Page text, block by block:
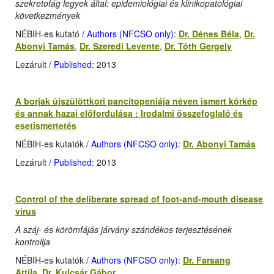
szekretofág legyek által: epidemiológiai és klinikopatológiai
következmények
NÉBIH-es kutató / Authors (NFCSO only): Dr. Dénes Béla, Dr.
Abonyi Tamás, Dr. Szeredi Levente, Dr. Tóth Gergely
Lezárult / Published: 2013
A borjak újszülöttkori pancítopeniája néven ismert kórkép
és annak hazai előfordulása : Irodalmi összefoglaló és
esetismertetés
NÉBIH-es kutatók / Authors (NFCSO only): Dr. Abonyi Tamás
Lezárult / Published: 2013
Control of the deliberate spread of foot-and-mouth disease
virus
A száj- és körömfájás járvány szándékos terjesztésének
kontrollja
NÉBIH-es kutatók / Authors (NFCSO only): Dr. Farsang